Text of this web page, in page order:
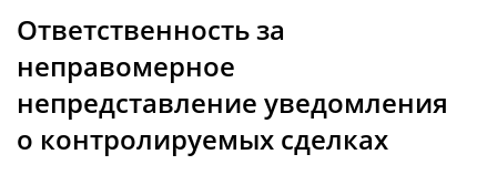
Ответственность за
неправомерное
непредставление уведомления
о контролируемых сделках